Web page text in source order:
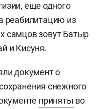
еще одного
реабилитацию из
самцов зовут Батыр
и Кисуня.
документ о
снежного
приняты во